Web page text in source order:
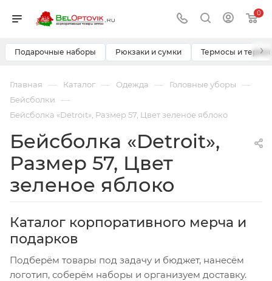
0
Подарочные наборы Рюкзаки и сумки Термосы и ›
Главная — Каталог — Одежда — Головные уборы —
Бейсболки —
Бейсболка «Detroit», Размер 57, Цвет зеленое яблоко
Бейсболка «Detroit»,
Размер 57, Цвет
зеленое яблоко
Каталог корпоративного мерча и
подарков
Подберём товары под задачу и бюджет, нанесём
логотип, соберём наборы и организуем доставку.